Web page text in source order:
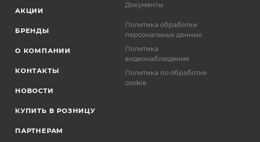
АКЦИИ
БРЕНДЫ
О КОМПАНИИ
КОНТАКТЫ
НОВОСТИ
КУПИТЬ В РОЗНИЦУ
ПАРТНЕРАМ
Документы
Политика обработки
персональных данных
Политика
видеонаблюдения
Политика по обработке
cookie